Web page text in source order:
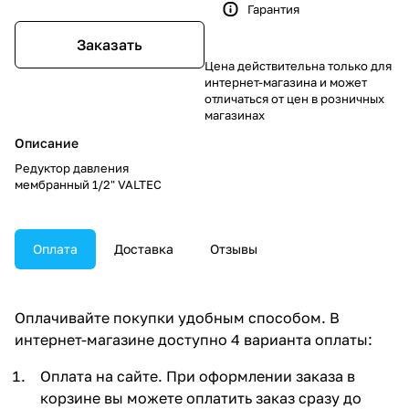
Заказать
Описание
Редуктор давления
мембранный 1/2" VALTEC
Гарантия
Цена действительна только для
интернет-магазина и может
отличаться от цен в розничных
магазинах
Оплата Доставка Отзывы
Оплачивайте покупки удобным способом. В
интернет-магазине доступно 4 варианта оплаты:
Оплата на сайте. При оформлении заказа в
корзине вы можете оплатить заказ сразу до